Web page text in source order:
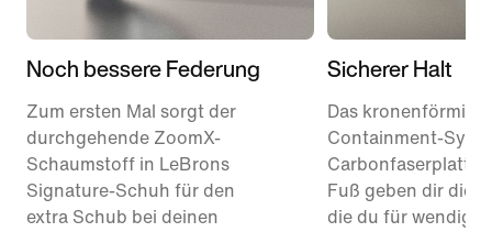
Noch bessere Federung
Zum ersten Mal sorgt der
durchgehende ZoomX-
Schaumstoff in LeBrons
Signature-Schuh für den
extra Schub bei deinen
Sicherer Halt
Das kronenförmige
Containment-
Carbonfaserplatte
Fuß geben dir die
die du für wendige